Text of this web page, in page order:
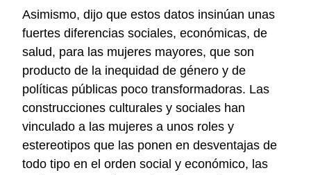
Asimismo, dijo que estos datos insinúan unas
fuertes diferencias sociales, económicas, de
salud, para las mujeres mayores, que son
producto de la inequidad de género y de
políticas públicas poco transformadoras. Las
construcciones culturales y sociales han
vinculado a las mujeres a unos roles y
estereotipos que las ponen en desventajas de
todo tipo en el orden social y económico, las